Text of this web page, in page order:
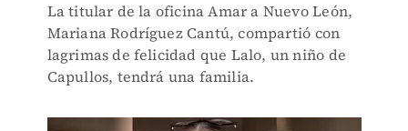
La titular de la oficina Amar a Nuevo León,
Mariana Rodríguez Cantú, compartió con
lagrimas de felicidad que Lalo, un niño de
Capullos, tendrá una familia.